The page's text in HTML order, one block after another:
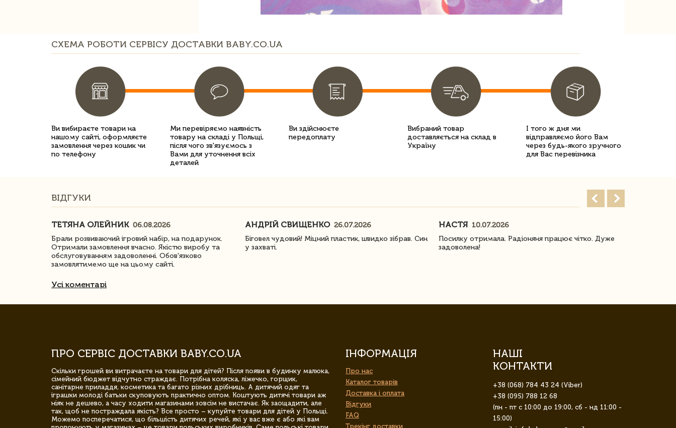
СХЕМА РОБОТИ СЕРВІСУ ДОСТАВКИ BABY.CO.UA
Ви вибираєте товари на
нашому сайті, оформляєте
замовлення через кошик чи
по телефону
Ми перевіряємо наявність
товару на складі у Польщі,
після чого зв'язуємось з
Вами для уточнення всіх
деталей
Ви здійснюєте
передоплату
Вибраний товар
доставляється на склад в
Україну
І того ж дня ми
відправляємо його Вам
через будь-якого зручного
для Вас перевізника
ВІДГУКИ
ТЕТЯНА ОЛЕЙНИК 06.08.2026
Брали розвиваючий ігровий набір, на подарунок.
Отримали замовлення вчасно. Якістю виробу та
обслуговуванням задоволенні. Обов'язково
замовлятимемо ще на цьому сайті.
АНДРІЙ СВИЩЕНКО 26.07.2026
Біговел чудовий! Міцний пластик, швидко зібрав. Син
у захваті.
НАСТЯ 10.07.2026
Посилку отримала. Радіоняня працює чітко. Дуже
задоволена!
Усі коментарі
ПРО СЕРВІС ДОСТАВКИ BABY.CO.UA
Скільки грошей ви витрачаєте на товари для дітей? Після появи в будинку малюка,
сімейний бюджет відчутно страждає. Потрібна коляска, ліжечко, горщик,
санітарне приладдя, косметика та багато різних дрібниць. А дитячий одяг та
іграшки молоді батьки скуповують практично оптом. Коштують дитячі товари аж
ніяк не дешево, а часу ходити магазинами зовсім не вистачає. Як заощадити, але
так, щоб не постраждала якість? Все просто – купуйте товари для дітей у Польщі.
Можемо посперечатися, що більшість дитячих речей, які у вас вже є або які вам
ІНФОРМАЦІЯ
Про нас
Каталог товарів
Доставка і оплата
Відгуки
FAQ
Трекінг доставки
НАШІ
КОНТАКТИ
+38 (068) 784 43 24 (Viber)
+38 (095) 788 12 68
(пн - пт с 10:00 до 19:00, сб - нд 11:00 -
15:00)